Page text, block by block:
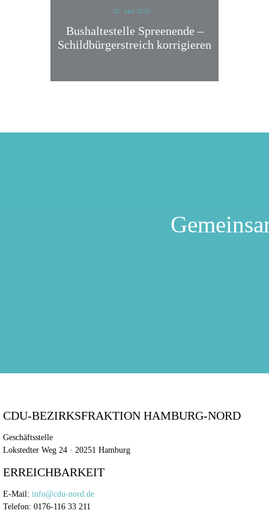
22. Mai 2024
Bushaltestelle Spreenende –
Schildbürgerstreich korrigieren
CDU-BEZIRKSFRAKTION HAMBURG-NORD
Geschäftsstelle
Lokstedter Weg 24 · 20251 Hamburg
ERREICHBARKEIT
E-Mail: info@cdu-nord.de
Telefon: 0176-116 33 211